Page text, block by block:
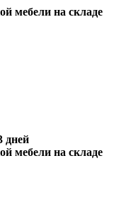
мебели на складе
дней
мебели на складе